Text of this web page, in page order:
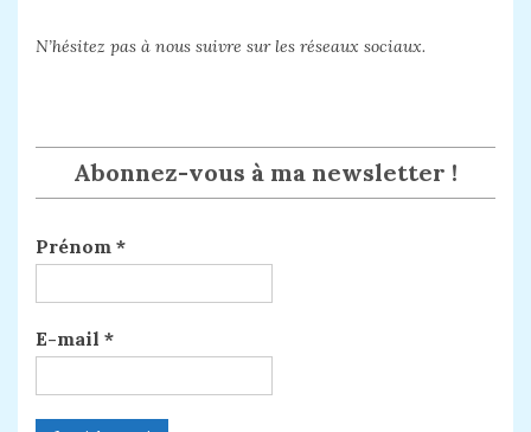
N’hésitez pas à nous suivre sur les réseaux sociaux.
Abonnez-vous à ma newsletter !
Prénom *
E-mail *